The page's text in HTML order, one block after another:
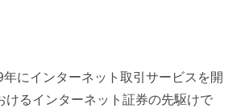
にインターネット取引サービスを開
けるインターネット証券の先駆けで